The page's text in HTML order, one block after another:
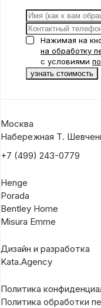
Нажимая на
на обработку
с условиями
Москва
Набережная Т.
+7 (499) 243-0779
Henge
Porada
Bentley Home
Misura Emme
Дизайн и разработка
Kata.Agency
Политика
Политика обработки